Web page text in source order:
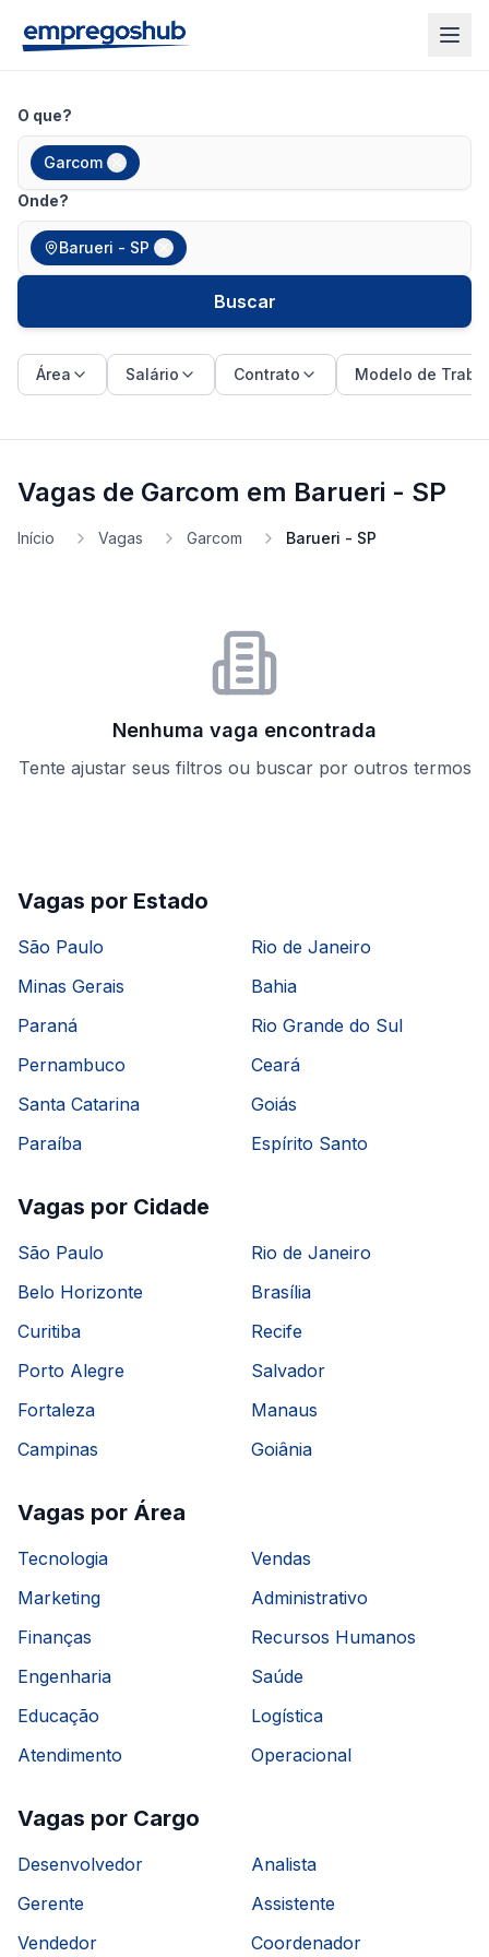
O que?
Garcom
Onde?
Barueri - SP
Buscar
Área Salário Contrato Modelo de
Vagas de Garcom em Barueri - SP
Início Vagas Garcom Barueri - SP
Nenhuma vaga encontrada
Tente ajustar seus filtros ou buscar por outros termos
Vagas por Estado
São Paulo
Rio de Janeiro
Minas Gerais
Bahia
Paraná
Rio Grande do Sul
Pernambuco
Ceará
Santa Catarina
Goiás
Paraíba
Espírito Santo
Vagas por Cidade
São Paulo
Rio de Janeiro
Belo Horizonte
Brasília
Curitiba
Recife
Porto Alegre
Salvador
Fortaleza
Manaus
Campinas
Goiânia
Vagas por Área
Tecnologia
Vendas
Marketing
Administrativo
Finanças
Recursos Humanos
Engenharia
Saúde
Educação
Logística
Atendimento
Operacional
Vagas por Cargo
Desenvolvedor
Analista
Gerente
Assistente
Vendedor
Coordenador